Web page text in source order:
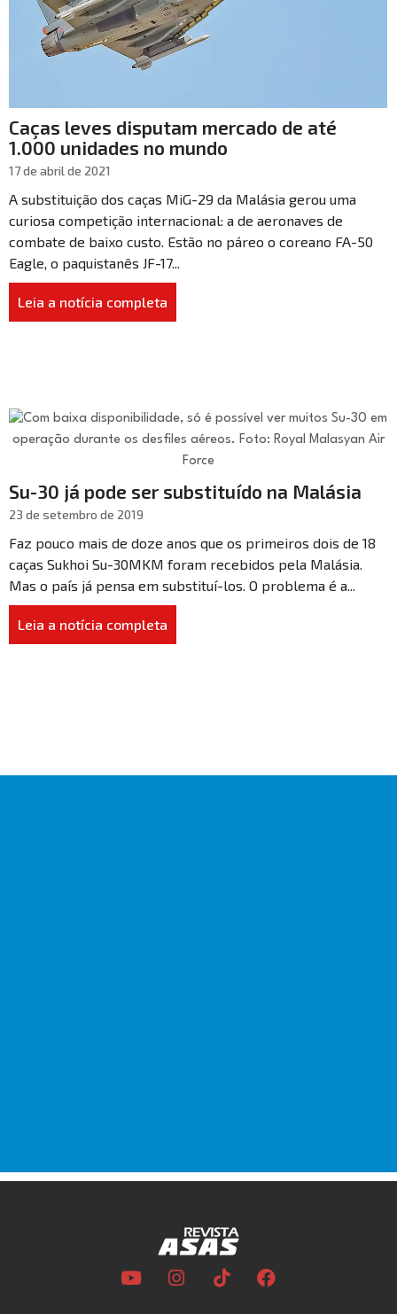
Caças leves disputam mercado de até
1.000 unidades no mundo
17 de abril de 2021
A substituição dos caças MiG-29 da Malásia gerou uma
curiosa competição internacional: a de aeronaves de
combate de baixo custo. Estão no páreo o coreano FA-50
Eagle, o paquistanês JF-17...
Leia a notícia completa
Su-30 já pode ser substituído na Malásia
23 de setembro de 2019
Faz pouco mais de doze anos que os primeiros dois de 18
caças Sukhoi Su-30MKM foram recebidos pela Malásia.
Mas o país já pensa em substituí-los. O problema é a...
Leia a notícia completa